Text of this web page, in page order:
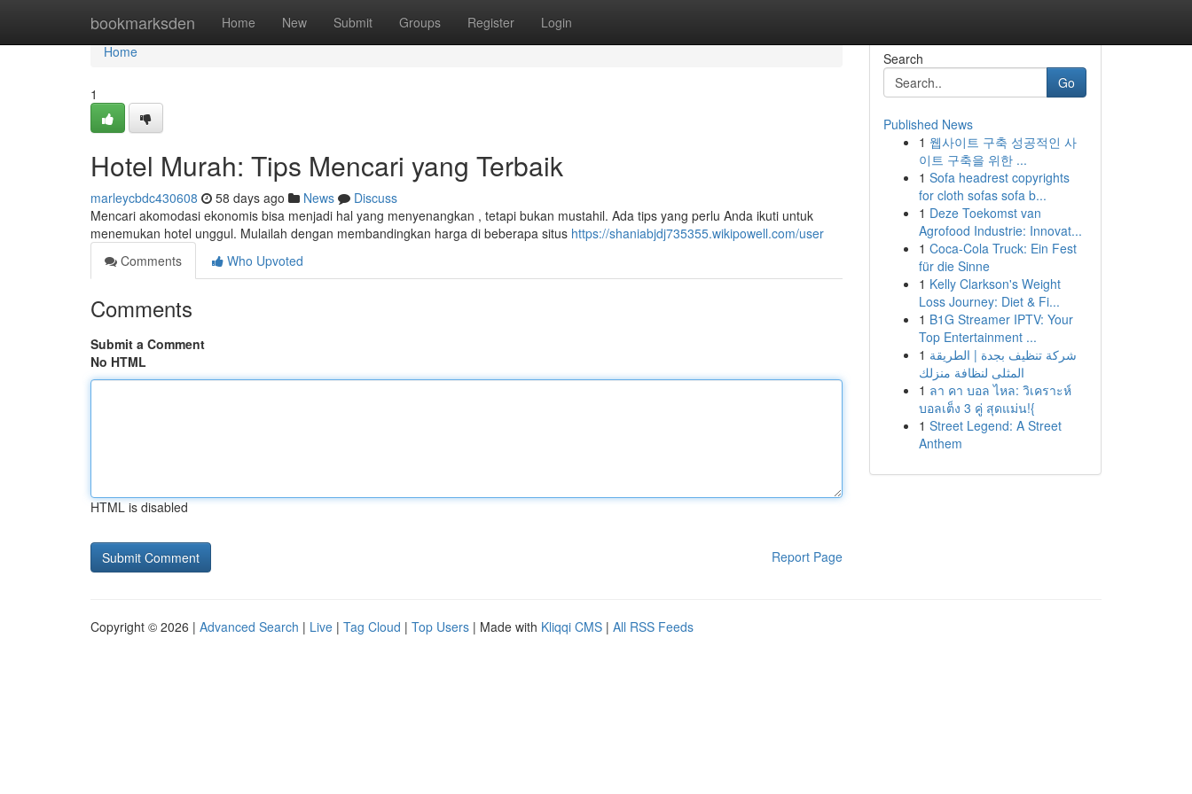
bookmarksden Home New Submit Groups Register Login
Home
Home
1
Hotel Murah: Tips Mencari yang Terbaik
marleycbdc430608 58 days ago News
Discuss
Mencari akomodasi ekonomis bisa menjadi hal yang menyenangkan , tetapi bukan mustahil. Ada tips yang perlu Anda ikuti untuk
menemukan hotel unggul. Mulailah dengan membandingkan harga di beberapa situs https://shaniabjdj735355.wikipowell.com/user
Comments
Who Upvoted
Comments
Submit a Comment
No HTML
HTML is disabled
Report Page
Search
Go
Published News
1 웹사이트 구축 성공적인 사
이트 구축을 위한 ...
1 Sofa headrest copyrights
for cloth sofas sofa b...
1 Deze Toekomst van
Agrofood Industrie: Innovat...
1 Coca-Cola Truck: Ein Fest
für die Sinne
1 Kelly Clarkson's Weight
Loss Journey: Diet & Fi...
1 B1G Streamer IPTV: Your
Top Entertainment ...
1 شركة تنظيف بجدة | الطريقة
المثلى لنظافة منزلك
1 ลา คา บอล ไหล: วิเคราะห์
บอลเต็ง 3 คู่ สุดแม่น!{
1 Street Legend: A Street
Anthem
Copyright © 2026 | Advanced Search | Live | Tag Cloud | Top Users | Made with Kliqqi CMS | All RSS Feeds